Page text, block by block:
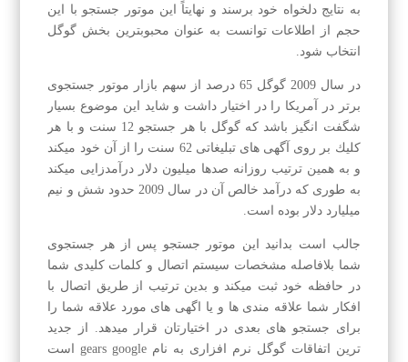
به نتایج دلخواه خود برسند و نهایتاً این موتور جستجو با این
حجم از اطلاعات توانست به عنوان محبوبترین بخش گوگل
انتخاب شود.
در سال 2009 گوگل 65 درصد از سهم بازار موتور جستجوی
برتر در آمریكا را در اختیار داشت و شاید این موضوع بسیار
شگفت انگیز باشد كه گوگل با هر جستجو 12 سنت و با هر
كلیك بر روی آگهی های تبلیغاتی 62 سنت را از آن خود میكند
و به همین ترتیب روزانه صدها میلیون دلار درآمدزایی میكند
به طوری كه درآمد خالص آن در سال 2009 حدود شش و نیم
میلیارد دلار بوده است.
جالب است بدانید این موتور جستجو پس از هر جستجوی
شما بلافاصله مشخصات سیستم اتصال و كلمات كلیدی شما
در حافظه خود ثبت میكند و بدین ترتیب از طریق اتصال با
افكار شما علاقه مندی ها و یا اگهی های مورد علاقه شما را
برای جستجو های بعدی در اختیارتان قرار میدهد. از جدید
ترین اتفاقات گوگل نرم افزاری به نام gears google است